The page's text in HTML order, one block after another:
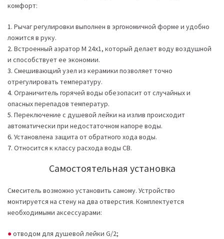
комфорт:
Рычаг регулировки выполнен в эргономичной форме и удобно
ложится в руку.
Встроенный аэратор М 24х1, который делает воду воздушной
и способствует ее экономии.
Смешивающий узел из керамики позволяет точно
отрегулировать температуру.
Ограничитель горячей воды обезопасит от случайных и
опасных перепадов температур.
Переключение с душевой лейки на излив происходит
автоматически при недостаточном напоре воды.
Установлена защита от обратного хода воды.
Относится к классу расхода воды CB.
Самостоятельная установка
Смеситель возможно установить самому. Устройство
монтируется на стену на два отверстия. Комплектуется
необходимыми аксессуарами:
отводом для душевой лейки G/2;